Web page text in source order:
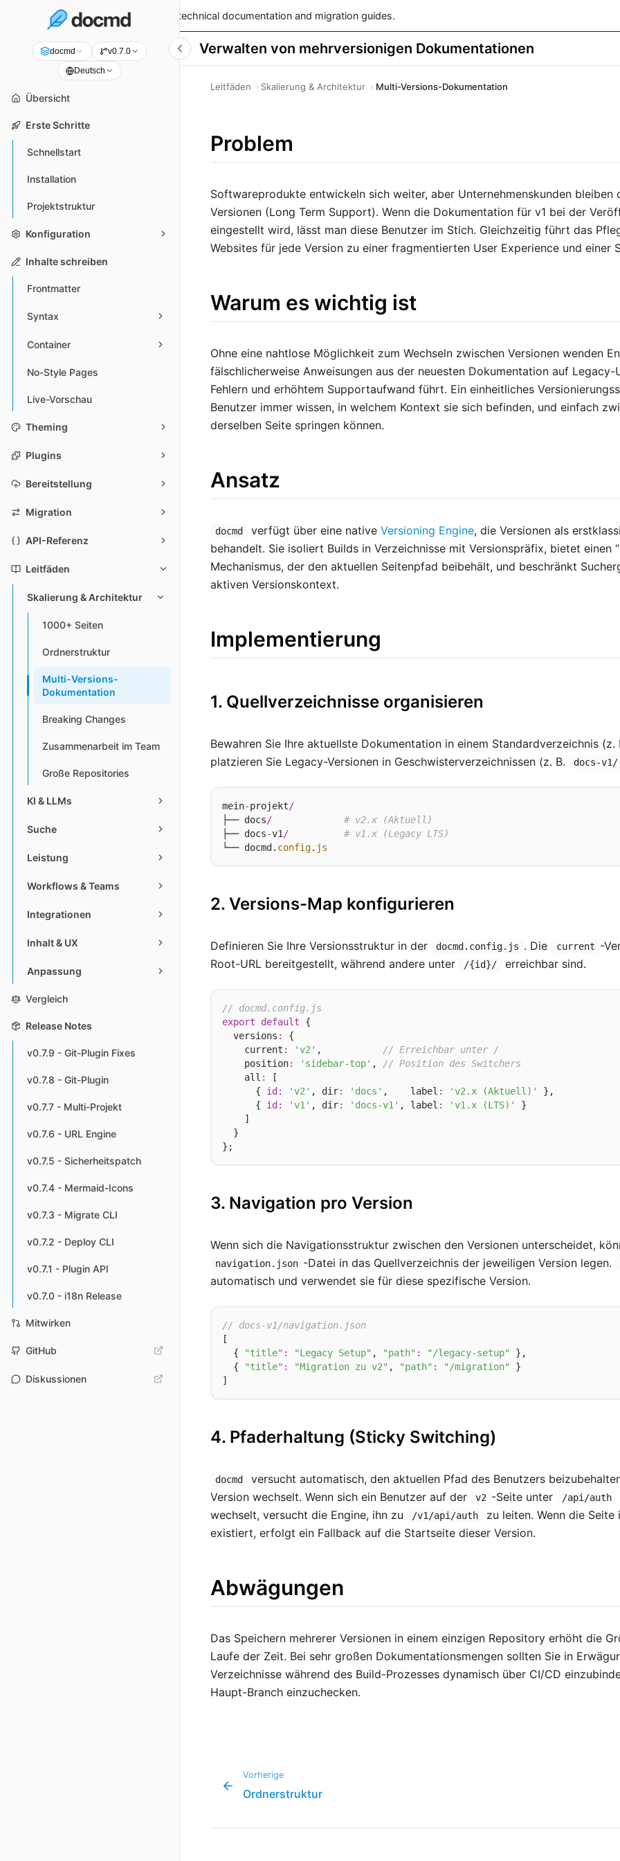
docmd v0.7.0
Deutsch
Übersicht
Erste Schritte
Schnellstart
Installation
Projektstruktur
Konfiguration
Inhalte schreiben
Frontmatter
Syntax
Container
No-Style Pages
Live-Vorschau
Theming
Plugins
Bereitstellung
Migration
API-Referenz
Leitfäden
Skalierung & Architektur
1000+ Seiten
Ordnerstruktur
Multi-Versions-
Dokumentation
Breaking Changes
Zusammenarbeit im Team
Große Repositories
KI & LLMs
Suche
Leistung
Workflows & Teams
Integrationen
Inhalt & UX
Anpassung
Vergleich
Release Notes
v0.7.9 - Git-Plugin Fixes
v0.7.8 - Git-Plugin
v0.7.7 - Multi-Projekt
v0.7.6 - URL Engine
v0.7.5 - Sicherheitspatch
v0.7.4 - Mermaid-Icons
v0.7.3 - Migrate CLI
v0.7.2 - Deploy CLI
v0.7.1 - Plugin API
v0.7.0 - i18n Release
Mitwirken
GitHub
Diskussionen
v0.9.0 is live!— Read the latest technical documentation and migration guides.
Verwalten von mehrversionigen Dokumentationen
Leitfäden Skalierung & Architektur Multi-Versions-Dokumentation
Problem
Softwareprodukte entwickeln sich weiter, aber Unternehmenskunden bleiben
Versionen (Long Term Support). Wenn die Dokumentation für v1 bei der
eingestellt wird, lässt man diese Benutzer im Stich. Gleichzeitig führt das
Websites für jede Version zu einer fragmentierten User Experience und einer
Warum es wichtig ist
Ohne eine nahtlose Möglichkeit zum Wechseln zwischen Versionen wenden
fälschlicherweise Anweisungen aus der neuesten Dokumentation auf Legacy-
Fehlern und erhöhtem Supportaufwand führt. Ein einheitliches
Benutzer immer wissen, in welchem Kontext sie sich befinden, und einfach
derselben Seite springen können.
Ansatz
docmd verfügt über eine nativeVersioning Engine, die Versionen als
behandelt. Sie isoliert Builds in Verzeichnisse mit Versionspräfix, bietet einen
Mechanismus, der den aktuellen Seitenpfad beibehält, und beschränkt
aktiven Versionskontext.
Implementierung
1. Quellverzeichnisse organisieren
Bewahren Sie Ihre aktuellste Dokumentation in einem Standardverzeichnis (z.
platzieren Sie Legacy-Versionen in Geschwisterverzeichnissen (z. B.
docs-v1/
mein-projekt/
├── docs/
# v2.x (Aktuell)
├── docs-v1 /
# v1.x (Legacy LTS)
└── docmd. config. js
2. Versions-Map konfigurieren
Definieren Sie Ihre Versionsstruktur in der docmd.config.js . Die current -
Root-URL bereitgestellt, während andere unter
/{id}/ erreichbar sind.
// docmd.config.js
export
default {
  versions
:
{
    current
: 'v2' ,
// Erreichbar unter /
    position
: 'sidebar-top' ,
// Position des Switchers
    all
:
[
      {
id : 'v2' , dir: 'docs' ,    label : 'v2.x (Aktuell)'
},
      {
id : 'v1' , dir: 'docs-v1' , label : 'v1.x (LTS)'
}
    ]
  }
3. Navigation pro Version
Wenn sich die Navigationsstruktur zwischen den Versionen unterscheidet,
navigation.json -Datei in das Quellverzeichnis der jeweiligen Version legen.
automatisch und verwendet sie für diese spezifische Version.
// docs-v1/navigation.json
[
  {
"title" : "Legacy Setup" , "path" : "/legacy-setup"
},
  {
"title" : "Migration zu v2" , "path" : "/migration"
}
4. Pfaderhaltung (Sticky Switching)
docmd
versucht automatisch, den aktuellen Pfad des Benutzers
Version wechselt. Wenn sich ein Benutzer auf der
v2 -Seite unter /api/auth
wechselt, versucht die Engine, ihn zu /v1/api/auth
zu leiten. Wenn die
existiert, erfolgt ein Fallback auf die Startseite dieser Version.
Abwägungen
Das Speichern mehrerer Versionen in einem einzigen Repository erhöht die
Laufe der Zeit. Bei sehr großen Dokumentationsmengen sollten Sie in
Verzeichnisse während des Build-Prozesses dynamisch über CI/CD
Haupt-Branch einzuchecken.
Vorherige
Ordnerstruktur